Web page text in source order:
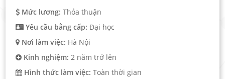
Mức lương:Thỏa thuận
Yêu cầu bằng cấp:Đại học
Nơi làm việc: Hà Nội
Kinh nghiệm:2 năm trở lên
Hình thức làm việc:Toàn thời gian